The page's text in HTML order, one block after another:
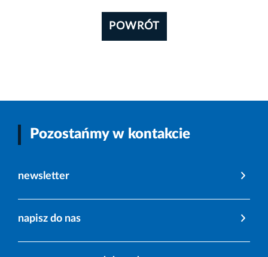
POWRÓT
Pozostańmy w kontakcie
newsletter
napisz do nas